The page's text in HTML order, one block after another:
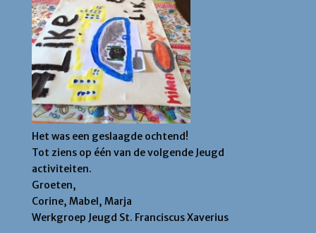
Het was een geslaagde ochtend!
Tot ziens op één van de volgende Jeugd
activiteiten.
Groeten,
Corine, Mabel, Marja
Werkgroep Jeugd St. Franciscus Xaverius